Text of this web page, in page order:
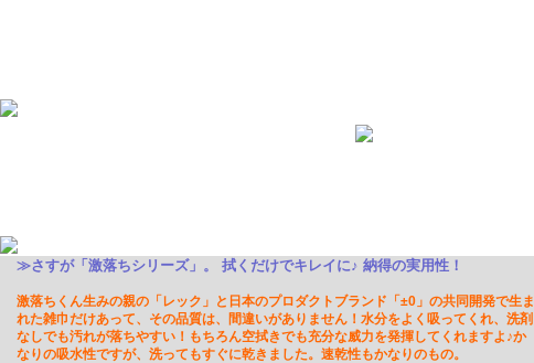
≫さすが「激落ちシリーズ」。 拭くだけでキレイに♪ 納得の実用性！
激落ちくん生みの親の「レック」と日本のプロダクトブランド「±0」の共同開発で生ま
れた雑巾だけあって、その品質は、間違いがありません！ 水分をよく吸ってくれ、洗剤
なしでも汚れが落ちやすい！もちろん空拭きでも充分な威力を発揮してくれますよ♪か
なりの吸水性ですが、洗ってもすぐに乾きました。速乾性もかなりのもの。